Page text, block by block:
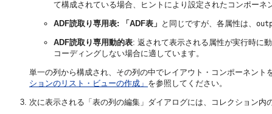
て構成されている場合、ヒントにより設定されたコンポーネ
ADF読取り専用表: 「ADF表」 と同じですが、各属性は、
ADF読取り専用動的表: 返されて表示される属性が実行時に
コーディングしない場合に適しています。
単一の列から構成され、その列の中でレイアウト・コンポーネン
ションのリスト・ビューの作成」 を参照してください。
次に表示される「表の列の編集」ダイアログには、コレクション